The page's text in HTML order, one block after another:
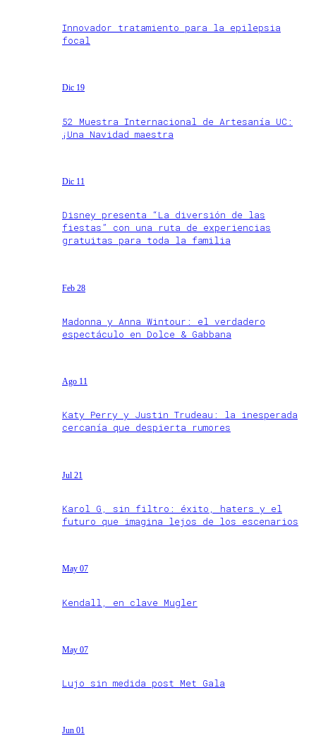
Innovador tratamiento para la epilepsia
focal
Dic 19
52 Muestra Internacional de Artesanía UC:
¡Una Navidad maestra
Dic 11
Disney presenta “La diversión de las
fiestas” con una ruta de experiencias
gratuitas para toda la familia
Feb 28
Madonna y Anna Wintour: el verdadero
espectáculo en Dolce & Gabbana
Ago 11
Katy Perry y Justin Trudeau: la inesperada
cercanía que despierta rumores
Jul 21
Karol G, sin filtro: éxito, haters y el
futuro que imagina lejos de los escenarios
May 07
Kendall, en clave Mugler
May 07
Lujo sin medida post Met Gala
Jun 01